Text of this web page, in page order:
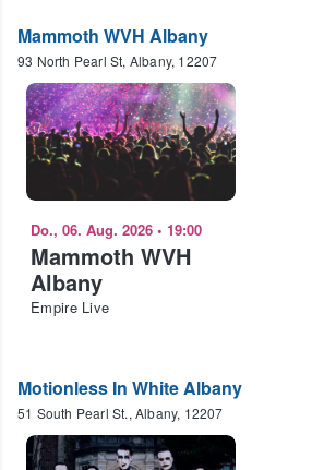
Mammoth WVH Albany
93 North Pearl St, Albany, 12207
Do., 06. Aug. 2026 • 19:00
Mammoth WVH
Albany
Empire Live
Motionless In White Albany
51 South Pearl St., Albany, 12207